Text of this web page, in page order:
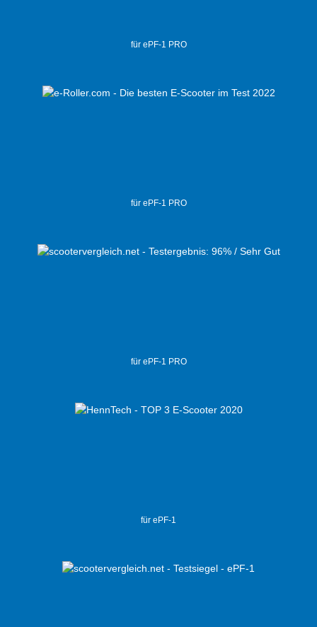
für ePF-1 PRO
für ePF-1 PRO
für ePF-1 PRO
für ePF-1